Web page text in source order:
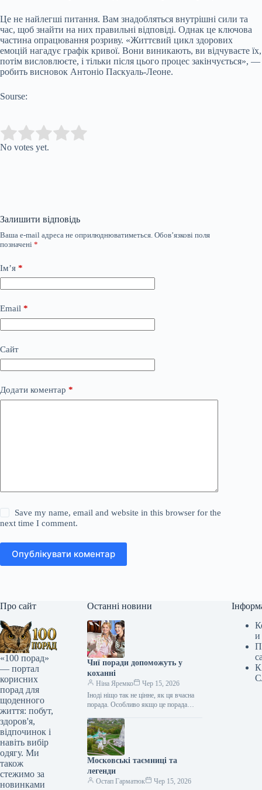
Це не найлегші питання. Вам знадобляться внутрішні сили та
час, щоб знайти на них правильні відповіді. Однак це ключова
частина опрацювання розриву. «Життєвий цикл здорових
емоцій нагадує графік кривої. Вони виникають, ви відчуваєте їх,
потім висловлюєте, і тільки після цього процес закінчується», —
робить висновок Антоніо Паскуаль-Леоне.
Sourse:
Rate this item:
No votes yet.
Залишити відповідь
Ваша e-mail адреса не оприлюднюватиметься. Обов’язкові поля
позначені *
Ім’я *
Email *
Сайт
Додати коментар *
Save my name, email and website in this browser for the
next time I comment.
Опублікувати коментар
Про сайт
«100 порад»
— портал
корисних
порад для
щоденного
життя: побут,
здоров'я,
відпочинок і
навіть вибір
одягу. Ми
також
стежимо за
новинками
Останні новини
Чиї поради допоможуть у
коханні
Ніна Яремко
Чер 15, 2026
Іноді ніщо так не цінне, як ця вчасна
порада. Особливо якщо це порада
косметолога, тренера, стиліста…
Московські таємниці та
легенди
Остап Гарматюк
Чер 15, 2026
и